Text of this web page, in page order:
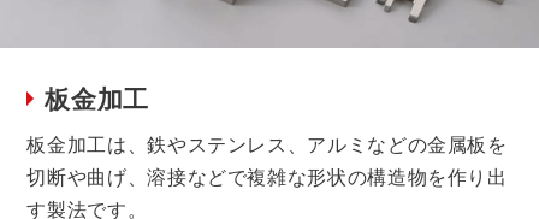
板金加工
板金加工は、鉄やステンレス、アルミなどの金属板を
切断や曲げ、溶接などで複雑な形状の構造物を作り出
す製法です。